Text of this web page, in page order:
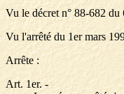
Vu le décret n° 88-682 du
Vu l'arrêté du 1er mars
Arrête :
Art. 1er.-